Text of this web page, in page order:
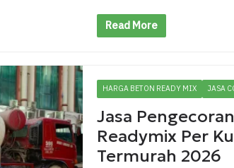
Read More
HARGA BETON READY MIX JASA
Jasa
Readymix Per
Termurah 2026